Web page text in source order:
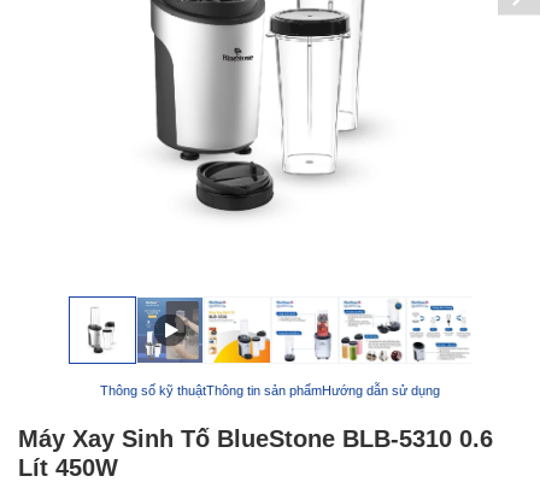
Thông số kỹ thuậtThông tin sản phẩmHướng dẫn sử dụng
Máy Xay Sinh Tố BlueStone BLB-5310 0.6
Lít 450W